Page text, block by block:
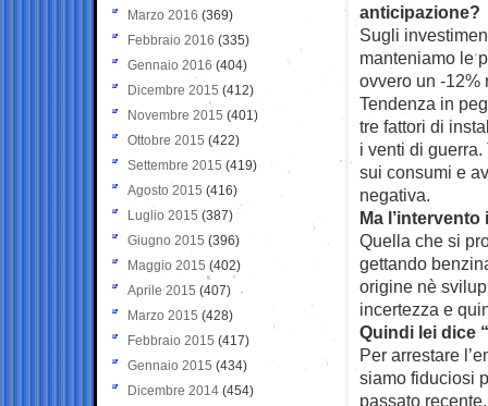
anticipazione?
Sugli
manteniamo le
ovvero un -12%
Tendenza in
tre fattori di
i venti di
sui consumi e
negativa.
Ma
Quella che si
gettando
origine nè
incertezza e
Quindi lei dice
Per arrestare
siamo fiduciosi
passato
Marzo 2016 (369)
Febbraio 2016 (335)
Gennaio 2016 (404)
Dicembre 2015 (412)
Novembre 2015 (401)
Ottobre 2015 (422)
Settembre 2015 (419)
Agosto 2015 (416)
Luglio 2015 (387)
Giugno 2015 (396)
Maggio 2015 (402)
Aprile 2015 (407)
Marzo 2015 (428)
Febbraio 2015 (417)
Gennaio 2015 (434)
Dicembre 2014 (454)